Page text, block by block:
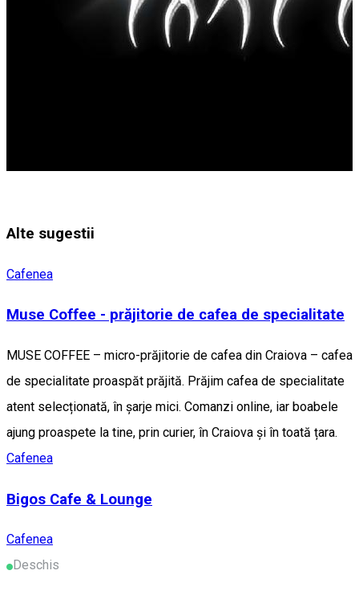
Alte sugestii
Cafenea
Muse Coffee - prăjitorie de cafea de specialitate
MUSE COFFEE – micro-prăjitorie de cafea din Craiova – cafea
de specialitate proaspăt prăjită. Prăjim cafea de specialitate
atent selecționată, în șarje mici. Comanzi online, iar boabele
ajung proaspete la tine, prin curier, în Craiova și în toată țara.
Cafenea
Bigos Cafe & Lounge
Cafenea
Deschis